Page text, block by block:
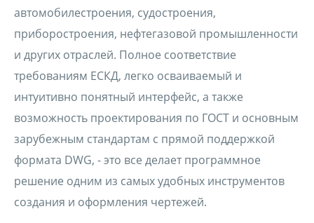
автомобилестроения, судостроения,
приборостроения, нефтегазовой промышленности
и других отраслей. Полное соответствие
требованиям ЕСКД, легко осваиваемый и
интуитивно понятный интерфейс, а также
возможность проектирования по ГОСТ и основным
зарубежным стандартам с прямой поддержкой
формата DWG, - это все делает программное
решение одним из самых удобных инструментов
создания и оформления чертежей.